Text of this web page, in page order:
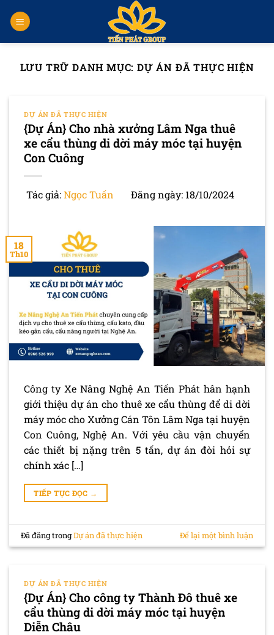
đến
LƯU TRỮ DANH MỤC: DỰ ÁN ĐÃ THỰC HIỆN
DỰ ÁN ĐÃ THỰC HIỆN
{Dự Án} Cho nhà xưởng Lâm Nga thuê
xe cẩu thùng di dời máy móc tại huyện
Con Cuông
Tác giả:Ngọc Tuấn Đăng ngày: 18/10/2024
18
Th10
Công ty Xe Nâng Nghệ An Tiến Phát hân hạnh
giới thiệu dự án cho thuê xe cẩu thùng để di dời
máy móc cho Xưởng Cán Tôn Lâm Nga tại huyện
Con Cuông, Nghệ An. Với yêu cầu vận chuyển
các thiết bị nặng trên 5 tấn, dự án đòi hỏi sự
chính xác […]
TIẾP TỤC ĐỌC →
Đã đăng trongDự án đã thực hiện Để lại một bình luận
DỰ ÁN ĐÃ THỰC HIỆN
{Dự Án} Cho công ty Thành Đô thuê xe
cẩu thùng di dời máy móc tại huyện
Diễn Châu